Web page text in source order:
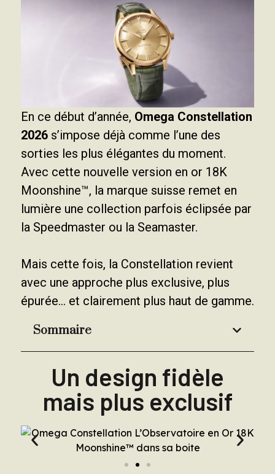
En ce début d’année, Omega Constellation
2026 s’impose déjà comme l’une des
sorties les plus élégantes du moment.
Avec cette nouvelle version en or 18K
Moonshine™, la marque suisse remet en
lumière une collection parfois éclipsée par
la Speedmaster ou la Seamaster.
Mais cette fois, la Constellation revient
avec une approche plus exclusive, plus
épurée… et clairement plus haut de gamme.
Sommaire
Un design fidèle
mais plus exclusif